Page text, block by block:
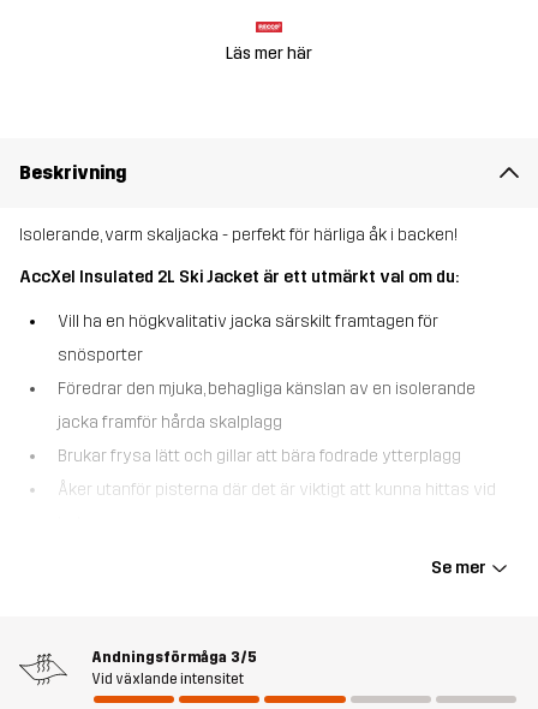
Läs mer här
Beskrivning
Isolerande, varm skaljacka - perfekt för härliga åk i backen!
AccXel Insulated 2L Ski Jacket är ett utmärkt val om du:
Vill ha en högkvalitativ jacka särskilt framtagen för
snösporter
Föredrar den mjuka, behagliga känslan av en isolerande
jacka framför hårda skalplagg
Brukar frysa lätt och gillar att bära fodrade ytterplagg
Åker utanför pisterna där det är viktigt att kunna hittas vid
AccXel Insulated 2L Ski Jacket är en mångsidig 2-lagers skaljacka
Thinsulate™-foder håller den här skidjackan dig bekväm utan att
lägga till onödig volym. Dessutom fungerar det avancerade
Se mer
Andningsförmåga 3/5
Vid växlande intensitet